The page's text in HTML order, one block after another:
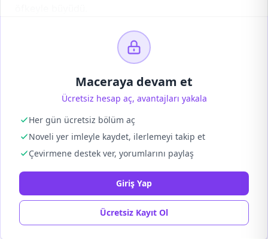
Maceraya devam et
Ücretsiz hesap aç, avantajları yakala
Her gün ücretsiz bölüm aç
Noveli yer imleyle kaydet, ilerlemeyi takip et
Çevirmene destek ver, yorumlarını paylaş
Giriş Yap
Ücretsiz Kayıt Ol